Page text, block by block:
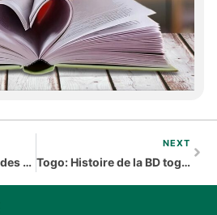
3e édition du Festival des BD au Goethe Institut de Lomé du 16 au 21 novembre
NEXT
Togo: Histoire de la BD togolaise (2/2)